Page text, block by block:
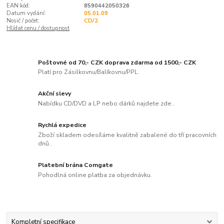
EAN kód:
8590442050326
Datum vydání:
05.01.09
Nosič / počet:
CD/2
Hlídat cenu / dostupnost
Poštovné od 70,- CZK doprava zdarma od 1500,- CZK
Platí pro Zásilkovnu/Balíkovnu/PPL.
Akční slevy
Nabídku CD/DVD a LP nebo dárků najdete zde..
Rychlá expedice
Zboží skladem odesíláme kvalitně zabalené do tří pracovních
dnů..
Platební brána Comgate
Pohodlná online platba za objednávku.
Kompletní specifikace